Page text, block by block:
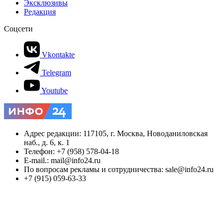
Эксклюзивы
Редакция
Соцсети
Vkontakte
Telegram
Youtube
Адрес редакции: 117105, г. Москва, Новоданиловская
наб., д. 6, к. 1
Телефон: +7 (958) 578-04-18
E-mail.: mail@info24.ru
По вопросам рекламы и сотрудничества: sale@info24.ru
+7 (915) 059-63-33